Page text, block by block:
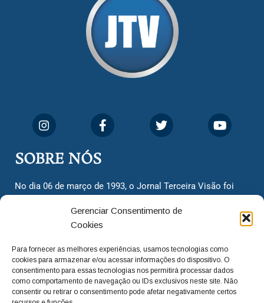
Gerenciar Consentimento de
Cookies
Para fornecer as melhores experiências, usamos tecnologias como
cookies para armazenar e/ou acessar informações do dispositivo. O
consentimento para essas tecnologias nos permitirá processar dados
como comportamento de navegação ou IDs exclusivos neste site. Não
consentir ou retirar o consentimento pode afetar negativamente certos
SOBRE NÓS
No dia 06 de março de 1993, o Jornal Terceira Visão foi
cidadãos valinhenses, já que naquela época só existiam
dois jornais. Há mais de 30 anos, o jornal continua
com o foco de trazer as melhores notícias. Nunca
deixamos de lado as necessidades do cidadão, sempre
questionando os órgãos públicos em busca de melhorias
para a cidade e sempre cobrando resoluções para casos